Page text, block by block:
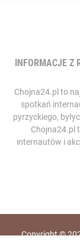
INFORMACJE Z
Chojna24.pl to
spotkań
pyrzyckiego,
Chojna24.pl
internautów i
Copyright ©